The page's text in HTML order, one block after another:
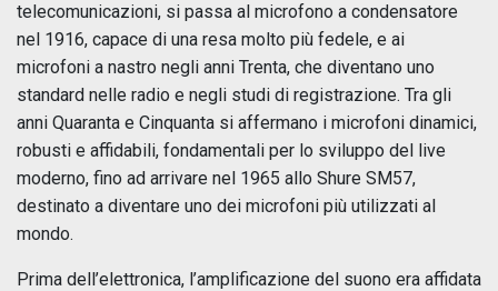
telecomunicazioni, si passa al microfono a condensatore
nel 1916, capace di una resa molto più fedele, e ai
microfoni a nastro negli anni Trenta, che diventano uno
standard nelle radio e negli studi di registrazione. Tra gli
anni Quaranta e Cinquanta si affermano i microfoni dinamici,
robusti e affidabili, fondamentali per lo sviluppo del live
moderno, fino ad arrivare nel 1965 allo Shure SM57,
destinato a diventare uno dei microfoni più utilizzati al
mondo.
Prima dell’elettronica, l’amplificazione del suono era affidata